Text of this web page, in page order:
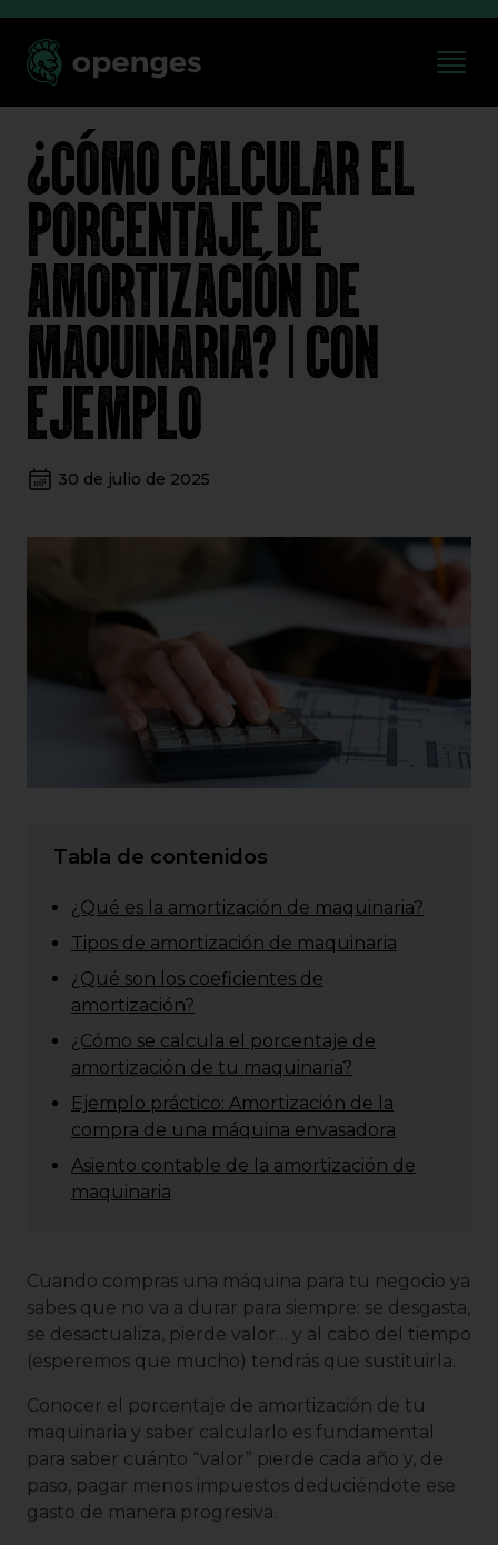
¿CÓMO CALCULAR EL
PORCENTAJE DE
AMORTIZACIÓN DE
MAQUINARIA? | CON
EJEMPLO
30 de julio de 2025
Tabla de contenidos
¿Qué es la amortización de maquinaria?
Tipos de amortización de maquinaria
¿Qué son los coeficientes de
amortización?
¿Cómo se calcula el porcentaje de
amortización de tu maquinaria?
Ejemplo práctico: Amortización de la
compra de una máquina envasadora
Asiento contable de la amortización de
maquinaria
Cuando compras una máquina para tu negocio ya
sabes que no va a durar para siempre: se desgasta,
se desactualiza, pierde valor… y al cabo del tiempo
(esperemos que mucho) tendrás que sustituirla.
Conocer el porcentaje de amortización de tu
maquinaria y saber calcularlo es fundamental
para saber cuánto “valor” pierde cada año y, de
paso, pagar menos impuestos deduciéndote ese
gasto de manera progresiva.